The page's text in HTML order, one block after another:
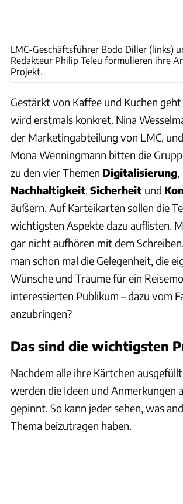
LMC-Geschäftsführer Bodo Diller (links)
Redakteur Philip Teleu formulieren ihre
Projekt.
Gestärkt von Kaffee und Kuchen
wird erstmals konkret. Nina
der Marketingabteilung von LMC,
Mona Wenningmann bitten die
zu den vier Themen Digitalisierung,
Nachhaltigkeit, Sicherheit und
äußern. Auf Karteikarten sollen die
wichtigsten Aspekte dazu auflisten.
gar nicht aufhören mit dem
man schon mal die Gelegenheit, die
Wünsche und Träume für ein
interessierten Publikum – dazu vom
anzubringen?
Das sind die wichtigsten
Nachdem alle ihre Kärtchen
werden die Ideen und Anmerkungen
gepinnt. So kann jeder sehen, was
Thema beizutragen haben.